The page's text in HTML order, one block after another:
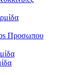
Προσωπου